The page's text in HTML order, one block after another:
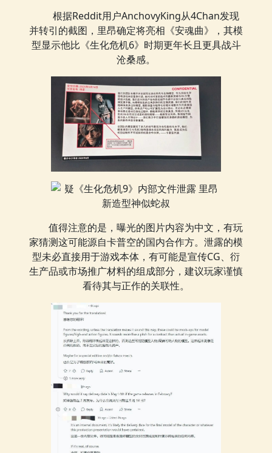
根据Reddit用户AnchovyKing从4Chan发现
并转引的截图，里昂确定将亮相《安魂曲》，其模
型显示他比《生化危机6》时期更年长且更具战斗
沧桑感。
值得注意的是，曝光的图片内容为中文，有玩
家猜测这可能源自卡普空的国内合作方。泄露的模
型未必直接用于游戏本体，有可能是宣传CG、衍
生产品或市场推广材料的组成部分，建议玩家谨慎
看待其与正作的关联性。